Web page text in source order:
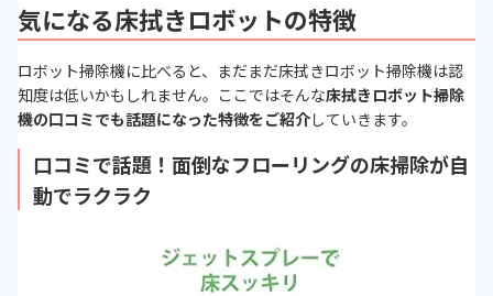
気になる床拭きロボットの特徴
ロボット掃除機に比べると、まだまだ床拭きロボット掃除機は認
知度は低いかもしれません。ここではそんな床拭きロボット掃除
機の口コミでも話題になった特徴をご紹介していきます。
口コミで話題！面倒なフローリングの床掃除が自
動でラクラク